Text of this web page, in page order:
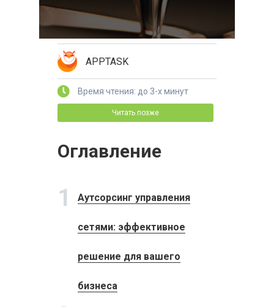
APPTASK
Время чтения: до 3-х минут
Читать позже
Оглавление
1 Аутсорсинг управления
сетями: эффективное
решение для вашего
бизнеса